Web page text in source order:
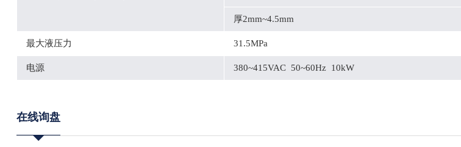
厚2mm~4.5mm
最大液压力 31.5MPa
电源 380~415VAC 50~60Hz 10kW
在线询盘